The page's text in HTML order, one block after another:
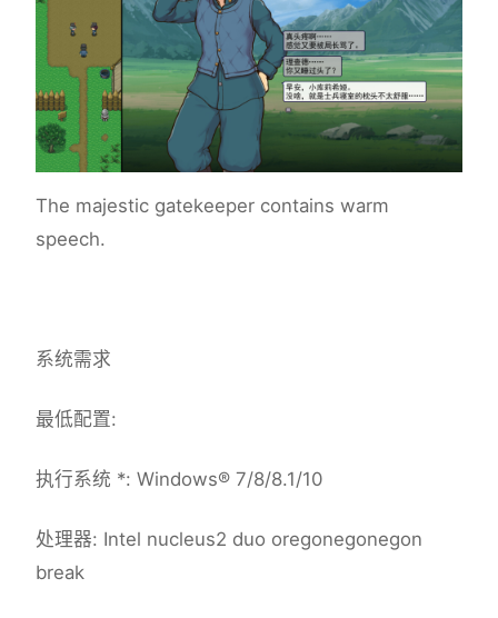
The majestic gatekeeper contains warm
speech.
系统需求
最低配置:
执行系统 *: Windows® 7/8/8.1/10
处理器: Intel nucleus2 duo oregonegonegon
break